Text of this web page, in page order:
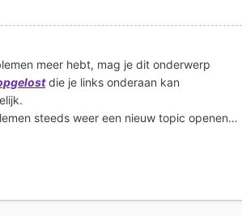
meer hebt, mag je dit onderwerp
die je links onderaan kan
steeds weer een nieuw topic openen…